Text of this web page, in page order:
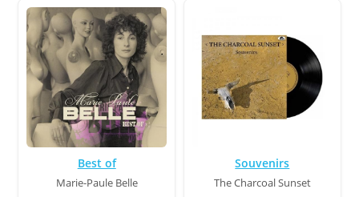
Best of
Marie-Paule Belle
Souvenirs
The Charcoal Sunset